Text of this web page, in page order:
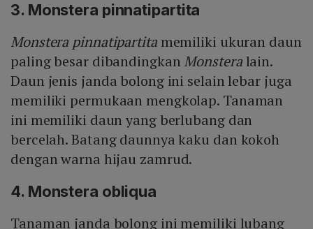
3. Monstera pinnatipartita
Monstera pinnatipartitamemiliki ukuran daun
paling besar dibandingkan Monsteralain.
Daun jenis janda bolong ini selain lebar juga
memiliki permukaan mengkolap. Tanaman
ini memiliki daun yang berlubang dan
bercelah. Batang daunnya kaku dan kokoh
dengan warna hijau zamrud.
4. Monstera obliqua
Tanaman janda bolong ini memiliki lubang